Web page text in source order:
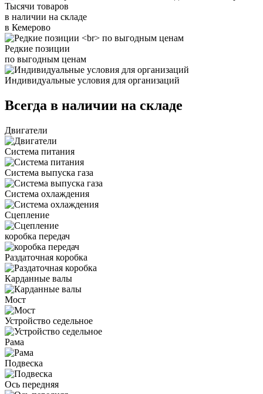
Тысячи товаров
в наличии на складе
в Кемерово
Редкие позиции
по выгодным ценам
Индивидуальные условия для организаций
Всегда в наличии на складе
Двигатели
Система питания
Система выпуска газа
Система охлаждения
Сцепление
коробка передач
Раздаточная коробка
Карданные валы
Мост
Устройство седельное
Рама
Подвеска
Ось передняя